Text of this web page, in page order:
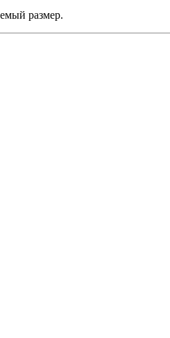
размер.